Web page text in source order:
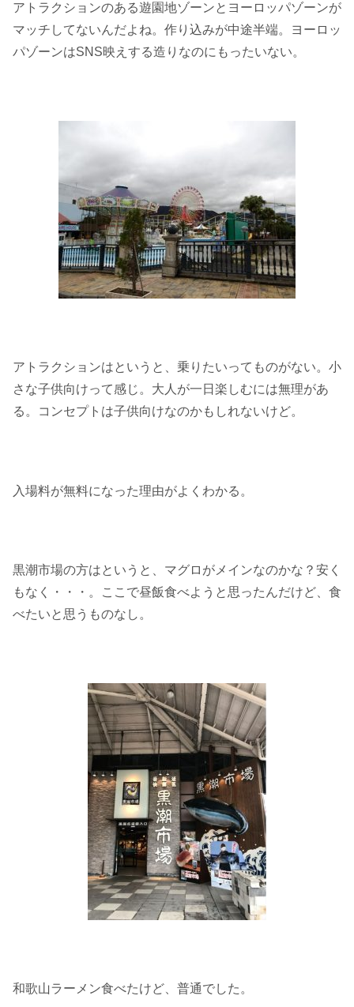
アトラクションのある遊園地ゾーンとヨーロッパゾーンが
マッチしてないんだよね。作り込みが中途半端。ヨーロッ
パゾーンはSNS映えする造りなのにもったいない。
アトラクションはというと、乗りたいってものがない。小
さな子供向けって感じ。大人が一日楽しむには無理があ
る。コンセプトは子供向けなのかもしれないけど。
入場料が無料になった理由がよくわかる。
黒潮市場の方はというと、マグロがメインなのかな？安く
もなく・・・。ここで昼飯食べようと思ったんだけど、食
べたいと思うものなし。
和歌山ラーメン食べたけど、普通でした。